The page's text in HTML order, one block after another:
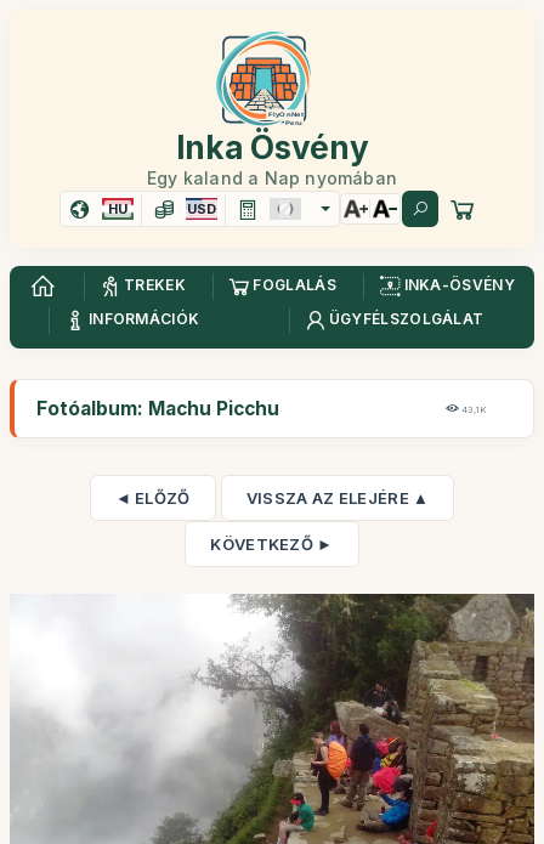
Inka Ösvény
Egy kaland a Nap nyomában
HU USD
TREKEK FOGLALÁS
INKA-ÖSVÉNY
INFORMÁCIÓK
ÜGYFÉLSZOLGÁLAT
Fotóalbum: Machu Picchu 43,1K
◄ ELŐZŐ VISSZA AZ ELEJÉRE ▲
KÖVETKEZŐ ►